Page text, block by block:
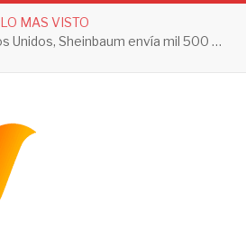
LO MAS VISTO
Tras presión de Estados Unidos, Sheinbaum envía mil 500 soldados a Michoacán